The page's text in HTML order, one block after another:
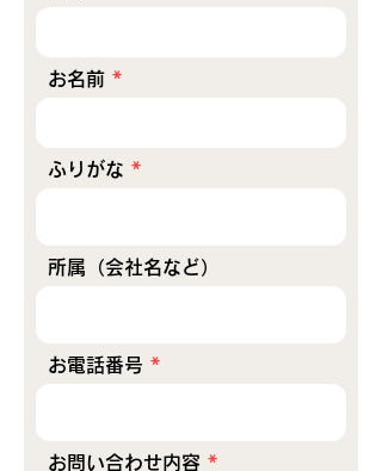
お名前
ふりがな
所属（会社名など）
お電話番号
お問い合わせ内容